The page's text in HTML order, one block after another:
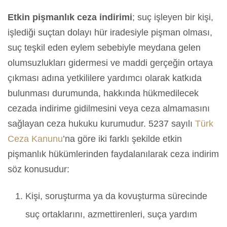
Etkin pişmanlık ceza indirimi; suç işleyen bir kişi,
işlediği suçtan dolayı hür iradesiyle pişman olması,
suç teşkil eden eylem sebebiyle meydana gelen
olumsuzlukları gidermesi ve maddi gerçeğin ortaya
çıkması adına yetkililere yardımcı olarak katkıda
bulunması durumunda, hakkında hükmedilecek
cezada indirime gidilmesini veya ceza almamasını
sağlayan ceza hukuku kurumudur. 5237 sayılı Türk
Ceza Kanunu’na göre iki farklı şekilde etkin
pişmanlık hükümlerinden faydalanılarak ceza indirim
söz konusudur:
Kişi, soruşturma ya da kovuşturma sürecinde
suç ortaklarını, azmettirenleri, suça yardım